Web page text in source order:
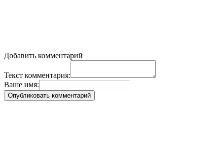
Добавить комментарий
Текст комментария:
Ваше имя: